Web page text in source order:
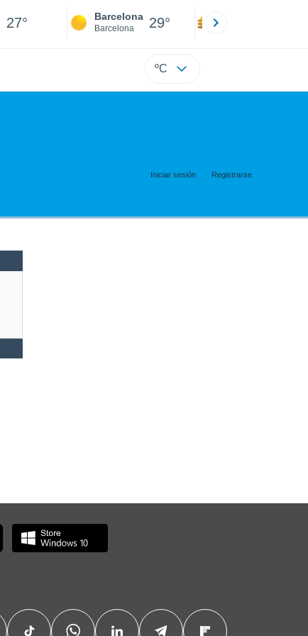
27° Barcelona
Barcelona 29°
ºC
Iniciar sesión Registrarse